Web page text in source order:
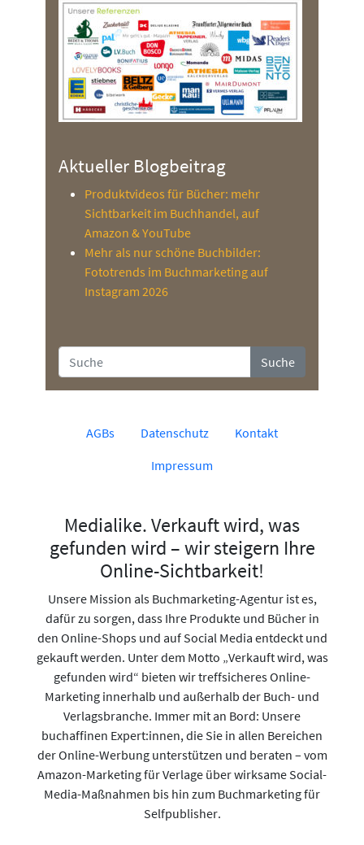
Aktueller Blogbeitrag
Produktvideos für Bücher: mehr
Sichtbarkeit im Buchhandel, auf
Amazon & YouTube
Mehr als nur schöne Buchbilder:
Fototrends im Buchmarketing auf
Instagram 2026
Suche
AGBs Datenschutz
Kontakt
Impressum
Medialike. Verkauft wird, was
gefunden wird – wir steigern Ihre
Online-Sichtbarkeit!
Unsere Mission als Buchmarketing-Agentur ist es,
dafür zu sorgen, dass Ihre Produkte und Bücher in
den Online-Shops und auf Social Media entdeckt und
gekauft werden. Unter dem Motto „Verkauft wird, was
gefunden wird“ bieten wir treffsicheres Online-
Marketing innerhalb und außerhalb der Buch- und
Verlagsbranche. Immer mit an Bord: Unsere
buchaffinen Expert:innen, die Sie in allen Bereichen
der Online-Werbung unterstützen und beraten – vom
Amazon-Marketing für Verlage über wirksame Social-
Media-Maßnahmen bis hin zum Buchmarketing für
Selfpublisher.